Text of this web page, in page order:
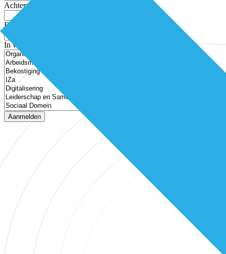
Achternaam
E-mailadres
In welke thema’s ben je geïnteresseerd?
Aanmelden